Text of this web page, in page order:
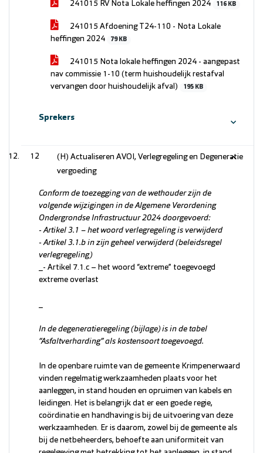
241015 RV Nota Lokale heffingen 2024
116 KB
241015 Afdoening T24-110 - Nota Lokale
heffingen 2024
79 KB
241015 Nota lokale heffingen 2024 - aangepast
nav commissie 1-10 (term huishoudelijk restafval
vervangen door huishoudelijk afval)
195 KB
Sprekers
12
(H) Actualiseren AVOI, Verlegregeling en Degeneratie
vergoeding
Conform de toezegging van de wethouder zijn de
volgende wijzigingen in de Algemene Verordening
Ondergrondse Infrastructuur 2024 doorgevoerd:
- Artikel 3.1 – het woord verlegregeling is verwijderd
- Artikel 3.1.b in zijn geheel verwijderd (beleidsregel
verlegregeling)
_- Artikel 7.1.c – het woord “extreme” toegevoegd
extreme overlast
In de degeneratieregeling (bijlage) is in de tabel
“Asfaltverharding” als kostensoort toegevoegd.
In de openbare ruimte van de gemeente Krimpenerwaard
vinden regelmatig werkzaamheden plaats voor het
aanleggen, in stand houden en opruimen van kabels en
leidingen. Het is belangrijk dat er een goede regie,
coördinatie en handhaving is bij de uitvoering van deze
werkzaamheden. Er is daarom, zowel bij de gemeente als
bij de netbeheerders, behoefte aan uniformiteit van